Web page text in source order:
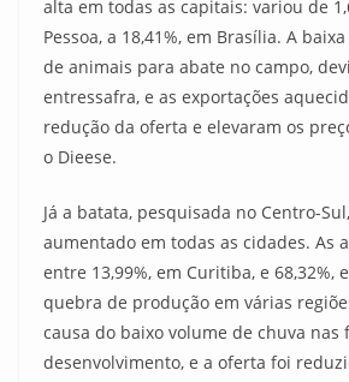
alta em todas as capitais: variou de
Pessoa, a 18,41%, em Brasília. A
de animais para abate no campo,
entressafra, e as exportações
redução da oferta e elevaram os
o Dieese.
Já a batata, pesquisada no Centro-
aumentado em todas as cidades. As
entre 13,99%, em Curitiba, e 68,32%,
quebra de produção em várias
causa do baixo volume de chuva nas
desenvolvimento, e a oferta foi